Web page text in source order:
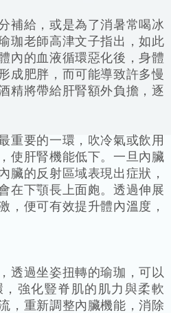
補給，或是為了消暑常喝冰
珈老師高津文子指出，如此
內的血液循環惡化後，身體
成肥胖，而可能導致許多慢
精將帶給肝腎額外負擔，逐
重要的一環，吹冷氣或飲用
使肝腎機能低下。一旦內臟
臟的反射區域表現出症狀，
在下顎長上面皰。透過伸展
，便可有效提升體內溫度，
透過坐姿扭轉的瑜珈，可以
強化豎脊肌的肌力與柔軟
，重新調整內臟機能，消除